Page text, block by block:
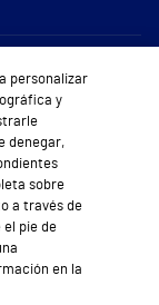
trabajo
personalizar
y
denegar,
sobre
a través de
el pie de
en la